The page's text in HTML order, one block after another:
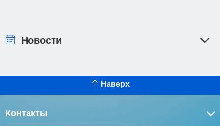
Новости
Наверх
Контакты